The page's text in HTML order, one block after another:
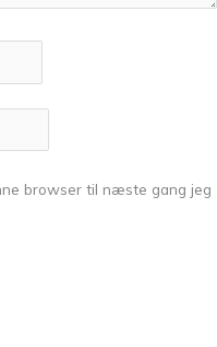
browser til næste gang jeg